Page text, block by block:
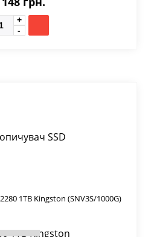
1TB Kingston (SNV3S/1000G)